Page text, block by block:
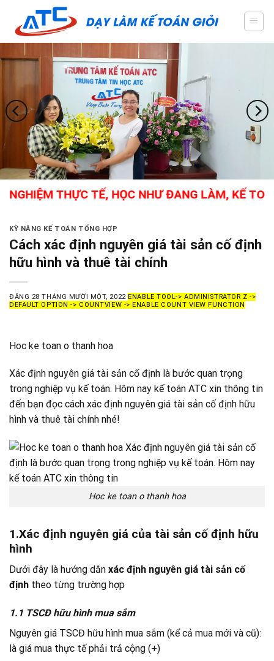
content
THỰC TẾ, HỌC NHƯ ĐANG LÀM, KẾ TOÁN
KỸ NĂNG KẾ TOÁN TỔNG HỢP
Cách xác định nguyên giá tài sản cố định
hữu hình và thuê tài chính
ĐĂNG 28 THÁNG MƯỜI MỘT, 2022 ENABLE TOOL-> ADMINISTRATOR Z ->
DEFAULT OPTION -> COUNTVIEW -> ENABLE COUNT VIEW FUNCTION
Hoc ke toan o thanh hoa
Xác định nguyên giá tài sản cố định là bước quan trọng
trong nghiệp vụ kế toán. Hôm nay kế toán ATC xin thông tin
đến bạn đọc cách xác định nguyên giá tài sản cố định hữu
hình và thuê tài chính nhé!
Hoc ke toan o thanh hoa
1.Xác định nguyên giá của tài sản cố định hữu
hình
Dưới đây là hướng dẫn xác định nguyên giá tài sản cố
định theo từng trường hợp
1.1 TSCĐ hữu hình mua sắm
Nguyên giá TSCĐ hữu hình mua sắm (kể cả mua mới và cũ):
là giá mua thực tế phải trả cộng (+)